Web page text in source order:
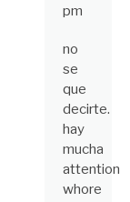
pm
no
se
que
decirte.
hay
mucha
attention
whore